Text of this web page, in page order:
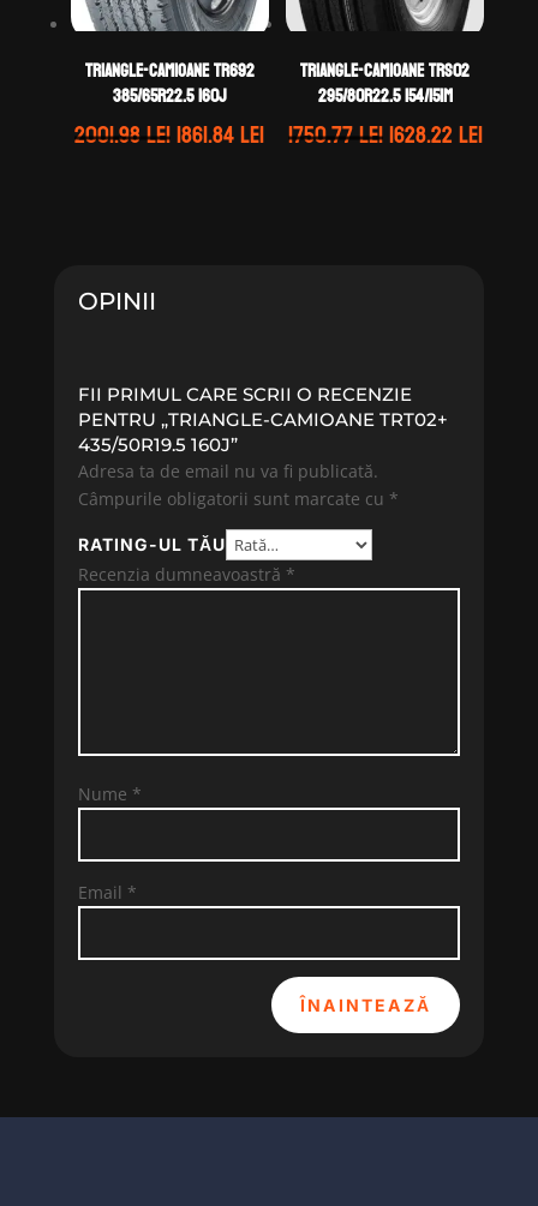
TRIANGLE-CAMIOANE TR692
385/65R22.5 160J
2001.98leiPrețul
1861.84leiPrețul
TRIANGLE-CAMIOANE TRS02
295/80R22.5 154/151M
1750.77leiPrețul
1628.22lei
OPINII
FII PRIMUL CARE SCRII O RECENZIE
PENTRU „TRIANGLE-CAMIOANE TRT02+
435/50R19.5 160J”
Adresa ta de email nu va fi publicată.
Câmpurile obligatorii sunt marcate cu *
RATING-UL TĂU
Recenzia dumneavoastră *
Nume *
Email *
ÎNAINTEAZĂ